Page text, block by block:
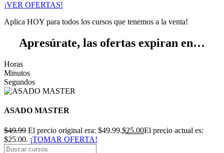
¡VER OFERTAS!
Aplica HOY para todos los cursos que tenemos a la venta!
Apresúrate, las ofertas expiran en…
Horas
Minutos
Segundos
ASADO MASTER
$49.99 El precio original era: $49.99.$25.00El precio actual es:
$25.00. ¡TOMAR OFERTA!